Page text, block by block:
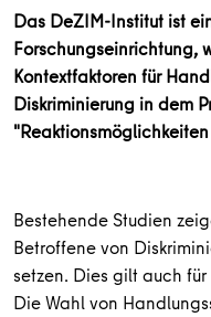
Das DeZIM-Institut ist
Forschungseinrichtung,
Kontextfaktoren für
Diskriminierung in dem
Bestehende Studien
Betroffene von
setzen. Dies gilt auch
Die Wahl von